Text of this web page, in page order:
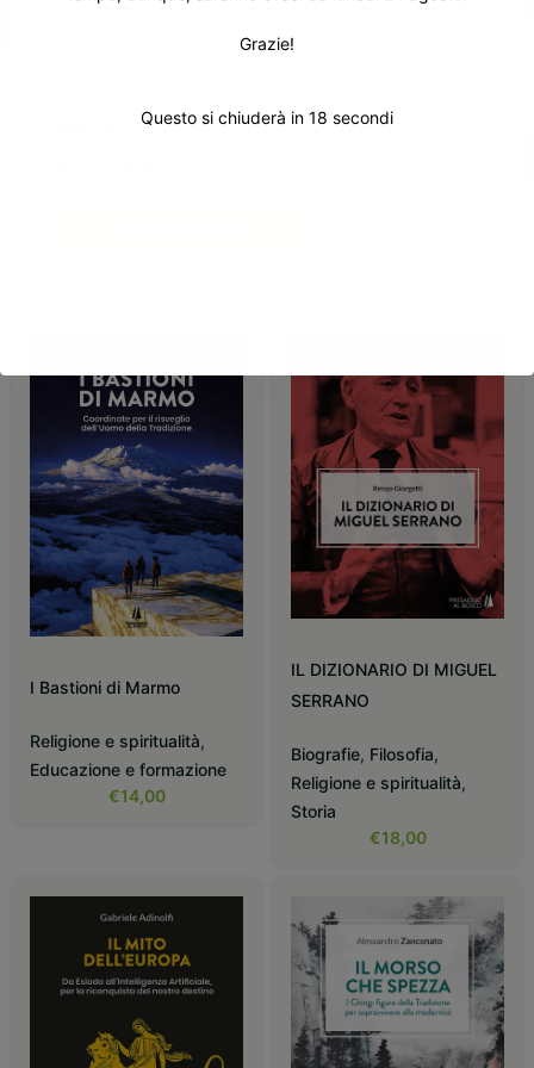
nostri partner che si occupano di analisi dei dati web,
con altre informazioni che hai fornito loro o che hanno
I Bastioni di Marmo
Religione e spiritualità,
Educazione e formazione
€14,00
IL DIZIONARIO DI MIGUEL
SERRANO
Biografie, Filosofia,
Religione e spiritualità,
Storia
€18,00
Grazie!
Questo si chiuderà in17 secondi